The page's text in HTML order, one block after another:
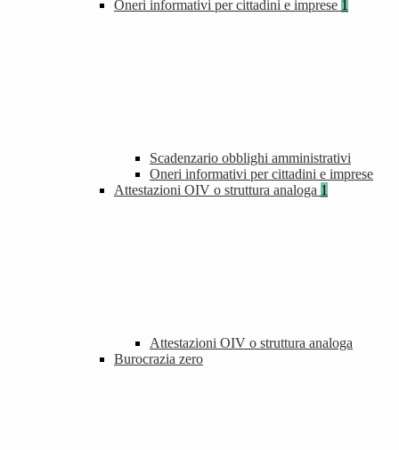
Oneri informativi per cittadini e imprese 1
Scadenzario obblighi amministrativi
Oneri informativi per cittadini e imprese
Attestazioni OIV o struttura analoga 1
Attestazioni OIV o struttura analoga
Burocrazia zero